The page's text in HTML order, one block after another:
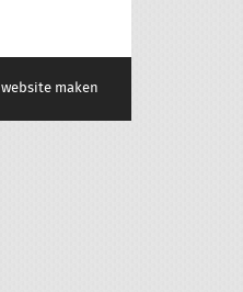
website maken